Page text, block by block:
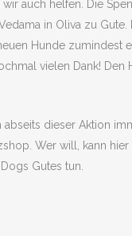
auch helfen. Die
in Oliva zu Gute.
Hunde zumindest
vielen Dank! Den
abseits dieser Aktion
Wer will, kann hier
Gutes tun.